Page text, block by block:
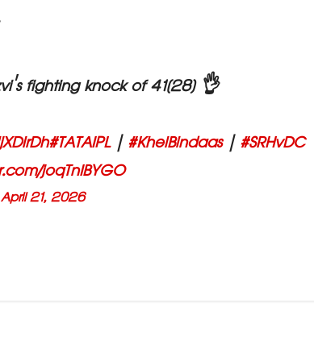
fighting knock of 41(28) 👌
#TATAIPL|#KhelBindaas|#SRHvDC
joqTnIBYGO
April 21, 2026